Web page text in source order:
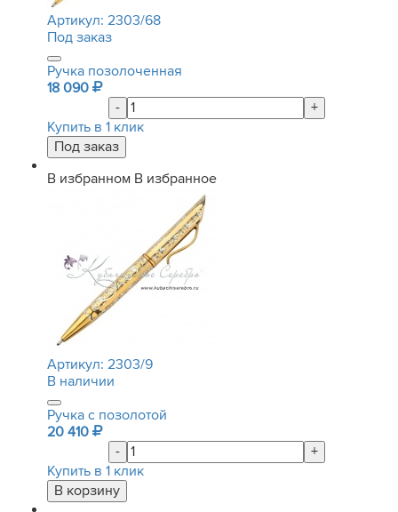
Артикул: 2303/68
Под заказ
Ручка позолоченная
18 090
-
+
Купить в 1 клик
В избранном В избранное
Артикул: 2303/9
В наличии
Ручка с позолотой
20 410
-
+
Купить в 1 клик